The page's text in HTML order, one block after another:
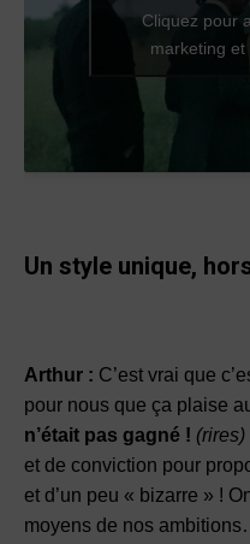
Cliquez pour
marketing
Un style unique,
Arthur : C’est vrai que
pour nous que ça plaise
n’était pas gagné ! (rires)
et de conviction pour
et d’un peu « bizarre » !
moyens de nos